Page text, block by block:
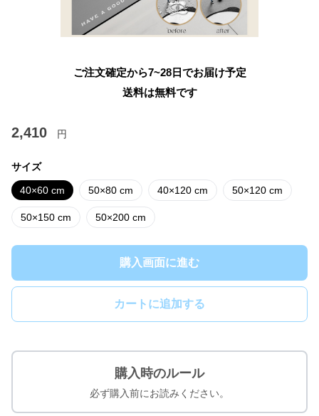
ご注文確定から7~28日でお届け予定
送料は無料です
2,410 円
サイズ
40×60 cm 50×80 cm 40×120 cm 50×120 cm
50×150 cm 50×200 cm
購入画面に進む
カートに追加する
購入時のルール
必ず購入前にお読みください。